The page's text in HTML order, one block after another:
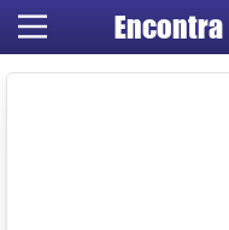
Encontra